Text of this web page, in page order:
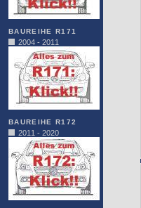
BAUREIHE R171
2004 - 2011
BAUREIHE R172
2011 - 2020